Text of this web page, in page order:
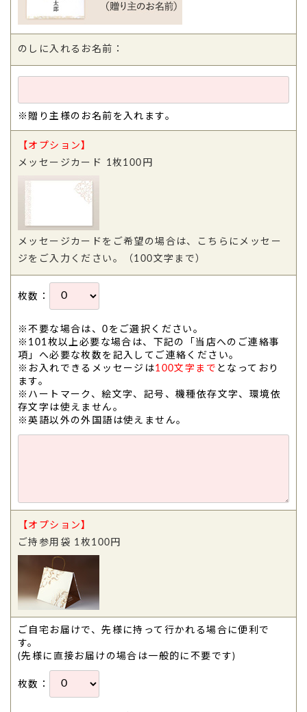
のしに入れるお名前：
※贈り主様のお名前を入れます。
【オプション】
メッセージカード 1枚100円
メッセージカードをご希望の場合は、こちらにメッセー
ジをご入力ください。（100文字まで）
枚数：
※不要な場合は、0をご選択ください。
※101枚以上必要な場合は、下記の「当店へのご連絡事
項」へ必要な枚数を記入してご連絡ください。
※お入れできるメッセージは100文字まで となっており
ます。
※ハートマーク、絵文字、記号、機種依存文字、環境依
存文字は使えません。
※英語以外の外国語は使えません。
【オプション】
ご持参用袋 1枚100円
ご自宅お届けで、先様に持って行かれる場合に便利で
す。
(先様に直接お届けの場合は一般的に不要です)
枚数：